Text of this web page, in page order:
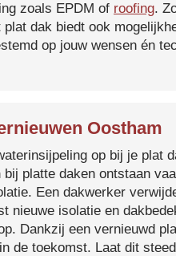
zoals EPDM of roofing.
dak biedt ook
op jouw wensen én
Oostham
op bij je plat
platte daken ontstaan
Een dakwerker
nieuwe isolatie en
Dankzij een vernieuwd
de toekomst. Laat dit